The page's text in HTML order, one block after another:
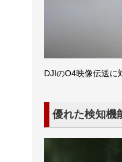
DJIのO4映像伝送
優れた検知機